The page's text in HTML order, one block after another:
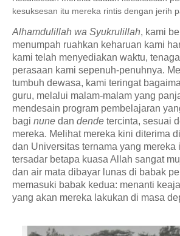
kesuksesan itu mereka rintis dengan jerih
Alhamdulillah wa Syukrulillah, kami
menumpah ruahkan keharuan kami
kami telah menyediakan waktu,
perasaan kami sepenuh-penuhnya.
tumbuh dewasa, kami teringat
guru, melalui malam-malam yang
mendesain program pembelajaran
bagi nune dan dende tercinta, sesuai
mereka. Melihat mereka kini diterima
dan Universitas ternama yang mereka
tersadar betapa kuasa Allah sangat
dan air mata dibayar lunas di babak
memasuki babak kedua: menanti
yang akan mereka lakukan di masa